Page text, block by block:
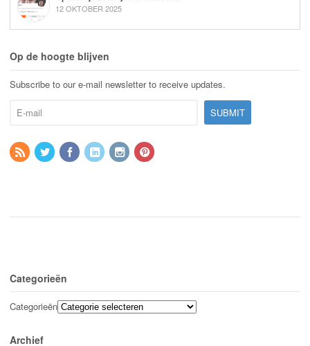
12 OKTOBER 2025
Op de hoogte blijven
Subscribe to our e-mail newsletter to receive updates.
Categorieën
Categorieën
Archief